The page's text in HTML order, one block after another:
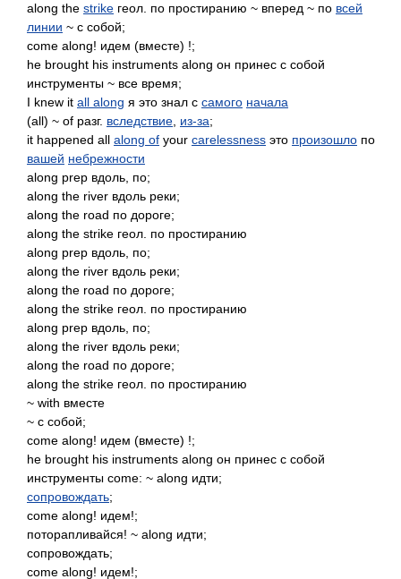
along the strike геол. по простиранию ~ вперед ~ по всей
линии ~ с собой;
come along! идем (вместе) !;
he brought his instruments along он принес с собой
инструменты ~ все время;
I knew it all along я это знал с самого начала
(all) ~ of разг. вследствие из-за;
it happened all along of your carelessness это произошло по
вашей небрежности
along prep вдоль, по;
along the river вдоль реки;
along the road по дороге;
along the strike геол. по простиранию
along prep вдоль, по;
along the river вдоль реки;
along the road по дороге;
along the strike геол. по простиранию
along prep вдоль, по;
along the river вдоль реки;
along the road по дороге;
along the strike геол. по простиранию
~ with вместе
~ с собой;
come along! идем (вместе) !;
he brought his instruments along он принес с собой
инструменты come: ~ along идти;
сопровождать;
come along! идем!;
поторапливайся! ~ along идти;
сопровождать;
come along! идем!;